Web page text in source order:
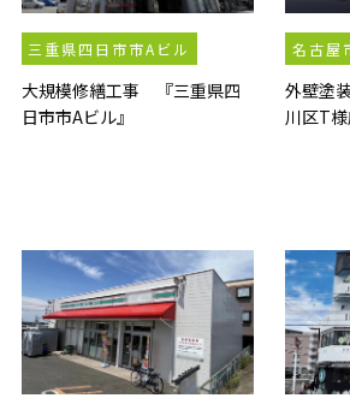
三重県四日市市Aビル
大規模修繕工事 『三重県四
日市市Aビル』
名古屋
外壁塗
川区T様